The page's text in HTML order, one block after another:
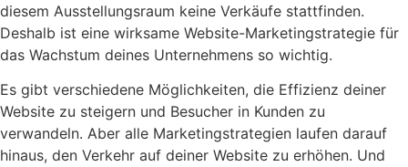
diesem Ausstellungsraum keine Verkäufe stattfinden.
Deshalb ist eine wirksame Website-Marketingstrategie für
das Wachstum deines Unternehmens so wichtig.
Es gibt verschiedene Möglichkeiten, die Effizienz deiner
Website zu steigern und Besucher in Kunden zu
verwandeln. Aber alle Marketingstrategien laufen darauf
hinaus, den Verkehr auf deiner Website zu erhöhen. Und